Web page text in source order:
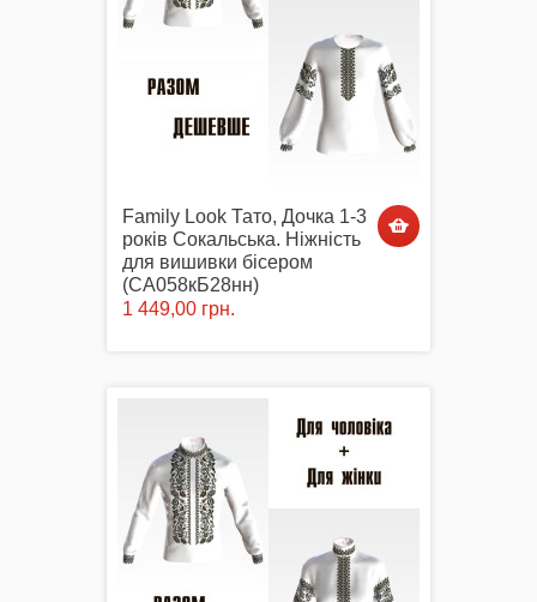
Family Look Тато, Дочка 1-3
років Сокальська. Ніжність
для вишивки бісером
(СА058кБ28нн)
1 449,00 грн.